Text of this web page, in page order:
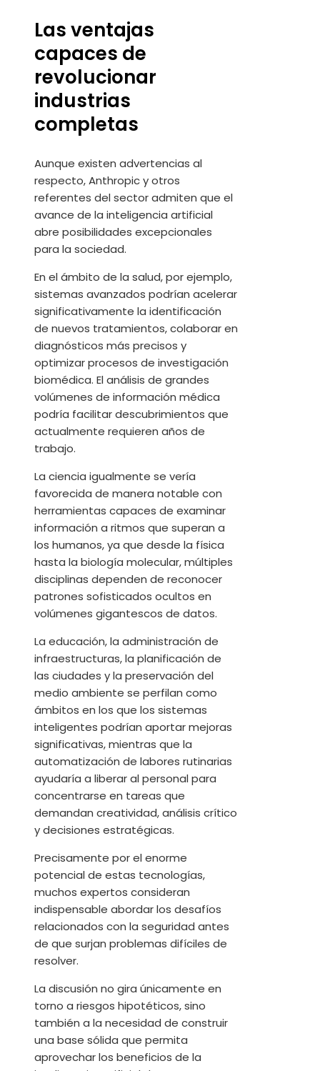
Las ventajas
capaces de
revolucionar
industrias
completas
Aunque existen advertencias al
respecto, Anthropic y otros
referentes del sector admiten que el
avance de la inteligencia artificial
abre posibilidades excepcionales
para la sociedad.
En el ámbito de la salud, por ejemplo,
sistemas avanzados podrían acelerar
significativamente la identificación
de nuevos tratamientos, colaborar en
diagnósticos más precisos y
optimizar procesos de investigación
biomédica. El análisis de grandes
volúmenes de información médica
podría facilitar descubrimientos que
actualmente requieren años de
trabajo.
La ciencia igualmente se vería
favorecida de manera notable con
herramientas capaces de examinar
información a ritmos que superan a
los humanos, ya que desde la física
hasta la biología molecular, múltiples
disciplinas dependen de reconocer
patrones sofisticados ocultos en
volúmenes gigantescos de datos.
La educación, la administración de
infraestructuras, la planificación de
las ciudades y la preservación del
medio ambiente se perfilan como
ámbitos en los que los sistemas
inteligentes podrían aportar mejoras
significativas, mientras que la
automatización de labores rutinarias
ayudaría a liberar al personal para
concentrarse en tareas que
demandan creatividad, análisis crítico
y decisiones estratégicas.
Precisamente por el enorme
potencial de estas tecnologías,
muchos expertos consideran
indispensable abordar los desafíos
relacionados con la seguridad antes
de que surjan problemas difíciles de
resolver.
La discusión no gira únicamente en
torno a riesgos hipotéticos, sino
también a la necesidad de construir
una base sólida que permita
aprovechar los beneficios de la